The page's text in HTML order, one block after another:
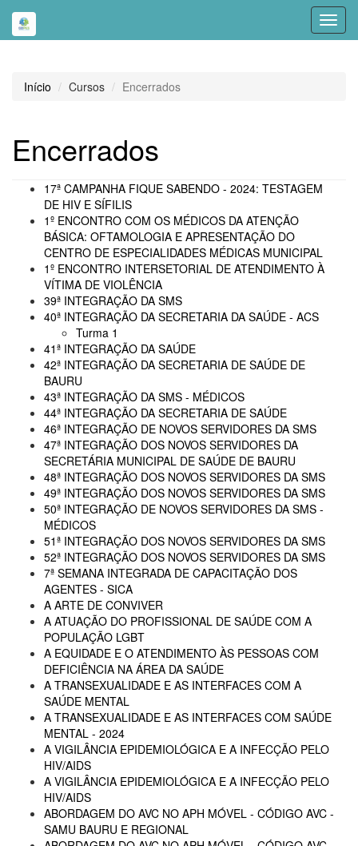
Início Cursos Encerrados
Encerrados
17ª CAMPANHA FIQUE SABENDO - 2024: TESTAGEM
DE HIV E SÍFILIS
1º ENCONTRO COM OS MÉDICOS DA ATENÇÃO
BÁSICA: OFTAMOLOGIA E APRESENTAÇÃO DO
CENTRO DE ESPECIALIDADES MÉDICAS MUNICIPAL
1º ENCONTRO INTERSETORIAL DE ATENDIMENTO À
VÍTIMA DE VIOLÊNCIA
39ª INTEGRAÇÃO DA SMS
40ª INTEGRAÇÃO DA SECRETARIA DA SAÚDE - ACS
Turma 1
41ª INTEGRAÇÃO DA SAÚDE
42ª INTEGRAÇÃO DA SECRETARIA DE SAÚDE DE
BAURU
43ª INTEGRAÇÃO DA SMS - MÉDICOS
44ª INTEGRAÇÃO DA SECRETARIA DE SAÚDE
46ª INTEGRAÇÃO DE NOVOS SERVIDORES DA SMS
47ª INTEGRAÇÃO DOS NOVOS SERVIDORES DA
SECRETÁRIA MUNICIPAL DE SAÚDE DE BAURU
48ª INTEGRAÇÃO DOS NOVOS SERVIDORES DA SMS
49ª INTEGRAÇÃO DOS NOVOS SERVIDORES DA SMS
50ª INTEGRAÇÃO DE NOVOS SERVIDORES DA SMS -
MÉDICOS
51ª INTEGRAÇÃO DOS NOVOS SERVIDORES DA SMS
52ª INTEGRAÇÃO DOS NOVOS SERVIDORES DA SMS
7ª SEMANA INTEGRADA DE CAPACITAÇÃO DOS
AGENTES - SICA
A ARTE DE CONVIVER
A ATUAÇÃO DO PROFISSIONAL DE SAÚDE COM A
POPULAÇÃO LGBT
A EQUIDADE E O ATENDIMENTO ÀS PESSOAS COM
DEFICIÊNCIA NA ÁREA DA SAÚDE
A TRANSEXUALIDADE E AS INTERFACES COM A
SAÚDE MENTAL
A TRANSEXUALIDADE E AS INTERFACES COM SAÚDE
MENTAL - 2024
A VIGILÂNCIA EPIDEMIOLÓGICA E A INFECÇÃO PELO
HIV/AIDS
A VIGILÂNCIA EPIDEMIOLÓGICA E A INFECÇÃO PELO
HIV/AIDS
ABORDAGEM DO AVC NO APH MÓVEL - CÓDIGO AVC -
SAMU BAURU E REGIONAL